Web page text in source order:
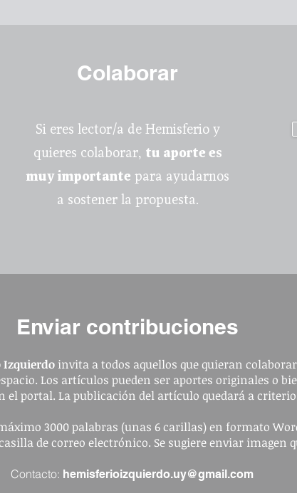
Colaborar
Si eres lector/a de Hemisferio y
quieres colaborar, tu aporte es
muy importante para ayudarnos
a sostener la propuesta.
Enviar contribuciones
invita a todos aquellos que quieran
Los artículos pueden ser aportes originales o
el portal. La publicación del artículo quedará a
3000 palabras (unas 6 carillas) en formato
de correo electrónico. Se sugiere enviar imagen
Contacto: hemisferioizquierdo.uy@gmail.com